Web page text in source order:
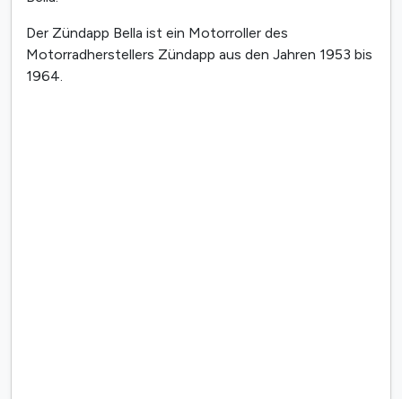
Der Zündapp Bella ist ein Motorroller des
Motorradherstellers Zündapp aus den Jahren 1953 bis
1964.